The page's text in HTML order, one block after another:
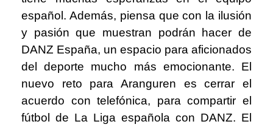
español. Además, piensa que con la ilusión
y pasión que muestran podrán hacer de
DANZ España, un espacio para aficionados
del deporte mucho más emocionante. El
nuevo reto para Aranguren es cerrar el
acuerdo con telefónica, para compartir el
fútbol de La Liga española con DANZ. El